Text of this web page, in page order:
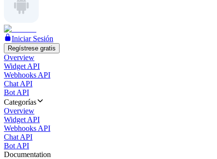
Iniciar Sesión
Regístrese gratis
Overview
Widget API
Webhooks API
Chat API
Bot API
Categorías
Overview
Widget API
Webhooks API
Chat API
Bot API
Documentation